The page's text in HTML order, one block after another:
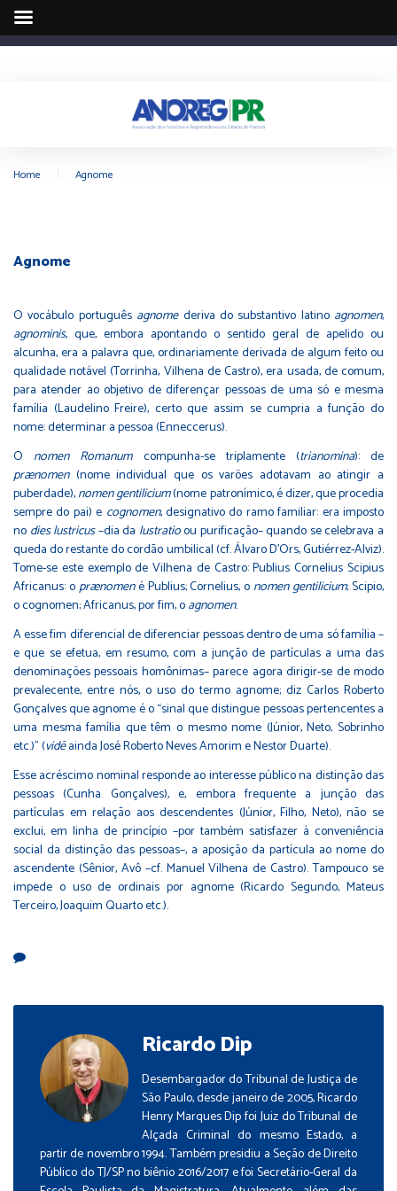
Home Agnome
Agnome
O vocábulo português agnomederiva do substantivo latino agnomen,
agnominis, que, embora apontando o sentido geral de apelido ou
alcunha, era a palavra que, ordinariamente derivada de algum feito ou
qualidade notável (Torrinha, Vilhena de Castro), era usada, de comum,
para atender ao objetivo de diferençar pessoas de uma só e mesma
família (Laudelino Freire), certo que assim se cumpria a função do
nome: determinar a pessoa (Enneccerus).
O nomen Romanumcompunha-se triplamente (trianomina): de
prænomen(nome individual que os varões adotavam ao atingir a
puberdade),nomen gentilicium(nome patronímico, é dizer, que procedia
sempre do pai) e cognomen, designativo do ramo familiar: era imposto
no dies lustricus–dia da lustratioou purificação– quando se celebrava a
queda do restante do cordão umbilical (cf. Álvaro D’Ors, Gutiérrez-Alviz).
Tome-se este exemplo de Vilhena de Castro: Publius Cornelius Scipius
Africanus: oprænomené Publius; Cornelius, o nomen gentilicium; Scipio,
o cognomen; Africanus, por fim, oagnomen.
A esse fim diferencial de diferenciar pessoas dentro de uma só família –
e que se efetua, em resumo, com a junção de partículas a uma das
denominações pessoais homônimas– parece agora dirigir-se de modo
prevalecente, entre nós, o uso do termo agnome; diz Carlos Roberto
Gonçalves que agnome é o “sinal que distingue pessoas pertencentes a
uma mesma família que têm o mesmo nome (Júnior, Neto, Sobrinho
etc.)” (vidēainda José Roberto Neves Amorim e Nestor Duarte).
Esse acréscimo nominal responde ao interesse público na distinção das
pessoas (Cunha Gonçalves), e, embora frequente a junção das
partículas em relação aos descendentes (Júnior, Filho, Neto), não se
exclui, em linha de princípio –por também satisfazer à conveniência
social da distinção das pessoas–, a aposição da partícula ao nome do
ascendente (Sênior, Avô –cf. Manuel Vilhena de Castro). Tampouco se
impede o uso de ordinais por agnome (Ricardo Segundo, Mateus
Terceiro, Joaquim Quarto etc.).
Ricardo Dip
Desembargador do Tribunal de Justiça de
São Paulo, desde janeiro de 2005, Ricardo
Henry Marques Dip foi Juiz do Tribunal de
Alçada Criminal do mesmo Estado, a
partir de novembro 1994. Também presidiu a Seção de Direito
Público do TJ/SP no biênio 2016/2017 e foi Secretário-Geral da